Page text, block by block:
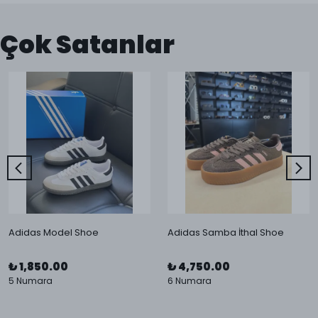
Çok Satanlar
Adidas Model Shoe
₺ 1,850.00
5 Numara
Adidas Samba İthal Shoe
₺ 4,750.00
6 Numara